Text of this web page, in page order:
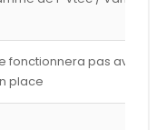
fonctionnera pas avec les
place